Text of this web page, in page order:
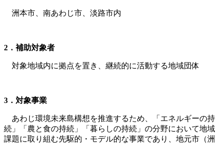
洲本市、南あわじ市、淡路市内
2 ．補助対象者
対象地域内に拠点を置き、継続的に活動する地域団体
3 ．対象事業
あわじ環境未来島構想を推進するため、「エネルギーの持
続」「農と食の持続」「暮らしの持続」の分野において地域
課題に取り組む先駆的・モデル的な事業であり、地元市（洲